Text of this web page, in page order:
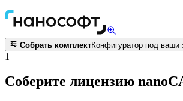
Собрать комплектКонфигуратор под ваши
1
Соберите лицензию